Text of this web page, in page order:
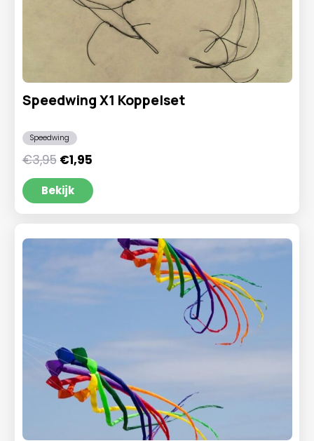
Speedwing X1 Koppelset
Speedwing
€3,95 Oorspronkelijke
prijs
was:
€3,95.
€1,95Huidige
is:
Bekijk